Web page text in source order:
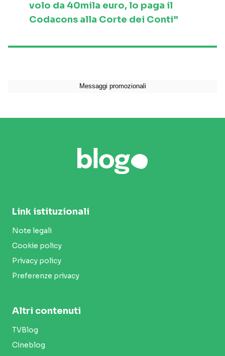
volo da 40mila euro, lo paga il
Codacons alla Corte dei Conti”
Link istituzionali
Note legali
Cookie policy
Privacy policy
Preferenze privacy
Altri contenuti
TVBlog
Cineblog